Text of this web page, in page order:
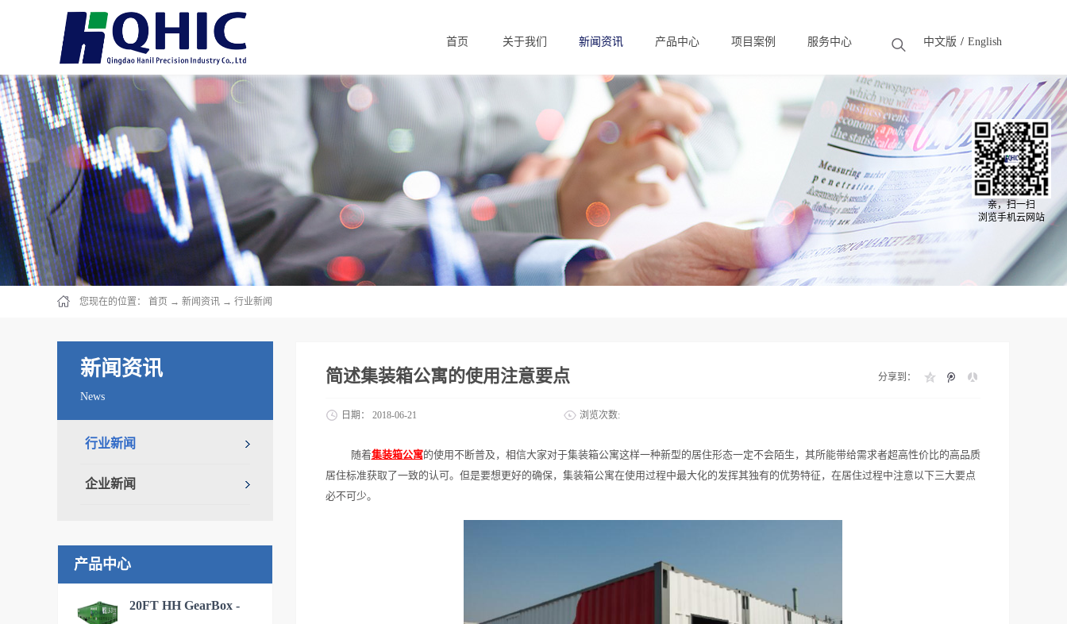
中文版 English
首页 关于我们
About us
新闻资讯
News
产品中心
Products
项目案例 服务中心
Case
您现在的位置： 首页 → 新闻资讯 → 行业新闻
新闻资讯
News
行业新闻
企业新闻
产品中心
20FT HH GearBox -
简述集装箱公寓的使用注意要点
日期： 2018-06-21 浏览次数:
分享到：
随着集装箱公寓的使用不断普及，相信大家对于集装箱公寓这样一种新型的居住形态一定不会陌生，其所能带给需求者超高性价比的高品质
居住标准获取了一致的认可。但是要想更好的确保，集装箱公寓在使用过程中最大化的发挥其独有的优势特征，在居住过程中注意以下三大要点
必不可少。
亲，扫一扫
浏览手机云网站